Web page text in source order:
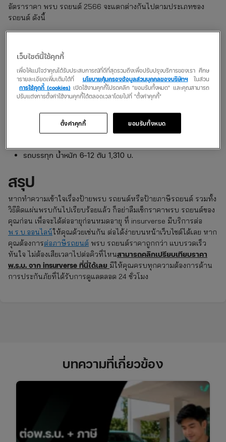
อัตราราคา พรบ รถยนต์ 2566 จะแตกต่างกันไปตามประเภทของ
รถยนต์ ดังนี้
รถยนต์เก๋ง ไม่เกิน 7 ที่นั่ง 600 บ.
รถตู้ 7-15 ที่นั่ง 1,100 บ.
รถโดยสาร 15-20 ที่นั่ง 2,050 บ.
รถโดยสาร 20-40 ที่นั่ง 3,200 บ.
2. รถกระบะ/รถบรรทุก
รถกระบะ น้ำหนักไม่เกิน 3 ตัน 900 บ.
รถบรรทุก น้ำหนัก 6-12 ตัน 1,310 บ.
สรุป
หากทำความเข้าใจเรื่องป้ายพรบ รถยนต์หรือป้ายภาษีรถยนต์ รวมทั้ง
วิธีติดแผ่นพรบกันไปเรียบร้อยแล้ว ก็อย่าลืมเช็กราคาพรบ รถยนต์ของ
คุณก่อน เพื่อจะได้ต่ออายุก่อนหมดอายุ ที่ insurverse มีบริการต่อ
พ.ร.บ.ออนไลน์ให้คุณด้วยเช่นกัน ต่อได้ง่ายบนหน้าเว็บไซต์ได้เลย หาก
คุณต้องการต่อภาษีรถยนต์ พรบ รถยนต์ราคาถูกกว่า แบบรวดเร็ว
ทันใจ ไม่ต้องเสียเวลาไปต่อคิวที่ไหนสามารถคลิกเปรียบเทียบราคา
พ.ร.บ. จาก insurverse ที่นี่ได้เลย มีให้คุณครบทุกความต้องการด้าน
การประกันภัยที่ได้รับการดูแลตลอด 24 ชั่วโมง
บทความที่เกี่ยวข้อง
เว็บไซต์นี้ใช้คุกกี้
เพื่อให้แน่ใจว่าคุณได้รับประสบการณ์ที่ดีที่สุดรวมถึงเพื่อปรับปรุงบริการของเรา ศึกษ
ารายละเอียดเพิ่มเติมได้ที่
นโยบายคุ้มครองข้อมูลส่วนบุคคลของบริษัทฯในส่วน
การใช้คุกกี้ (cookies) เปิดใช้งานคุกกี้โปรดคลิก "ยอมรับทั้งหมด" และคุณสามารถ
ปรับแต่งการตั้งค่าใช้งานคุกกี้ได้ตลอดเวลาโดยไปที่ "ตั้งค่าคุกกี้"
ยอมรับทั้งหมด
ตั้งค่าคุกกี้